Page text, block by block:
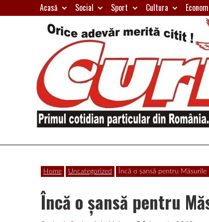
to
Acasă Social Sport Cultura
Curierul
de
Primul
particular
din
România
Home Uncategorized Încă o şansă pentru
Încă o şansă pentru